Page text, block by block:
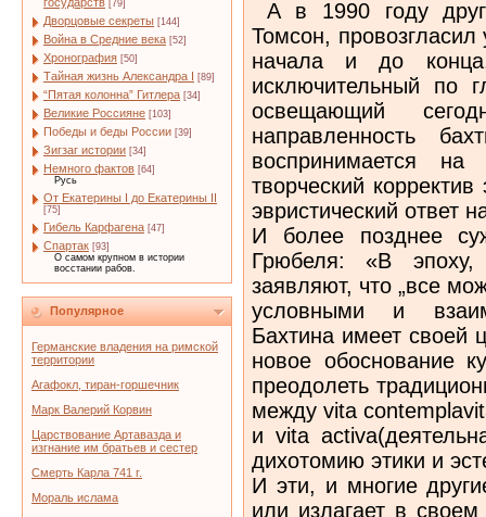
[79]
Дворцовые секреты [144]
Война в Средние века [52]
Хронография [50]
Тайная жизнь Александра I [89]
“Пятая колонна” Гитлера [34]
Великие Россияне [103]
Победы и беды России [39]
Зигзаг истории [34]
Немного фактов [64]
Русь
От Екатерины I до Екатерины II
[75]
Гибель Карфагена [47]
Спартак [93]
О самом крупном в истории
восстании рабов.
Популярное
Германские владения на римской
территории
Агафокл, тиран-горшечник
Марк Валерий Корвин
Царствование Артавазда и
изгнание им братьев и сестер
Смерть Карла 741 г.
Мораль ислама
А в 1990 году
Томсон, провозгласил
начала и до
исключительный по
освещающий
направленность
воспринимается
творческий
эвристический ответ
И более позднее
Грюбеля: «В эпоху,
заявляют, что „все
условными и
Бахтина имеет своей
новое обоснование
преодолеть
между vita
и vita
дихотомию этики и
И эти, и многие
или излагает в